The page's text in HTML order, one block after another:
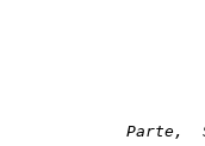
Parte,